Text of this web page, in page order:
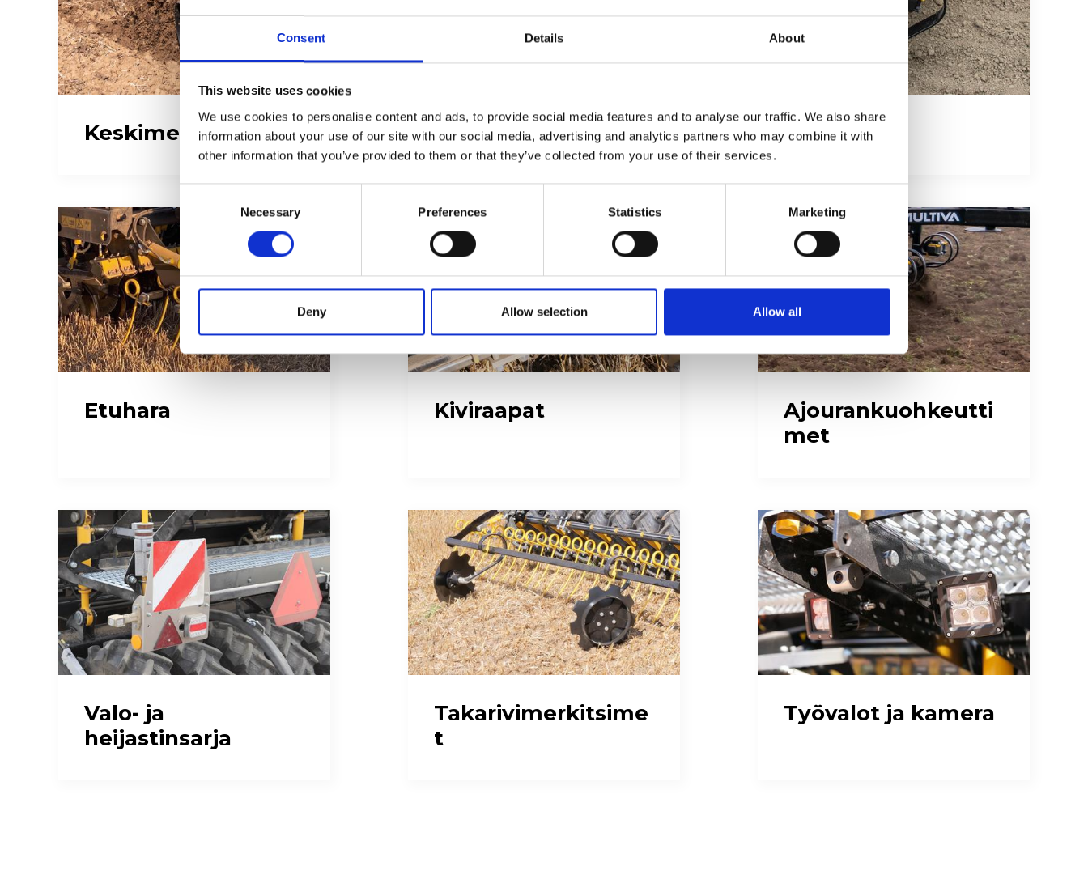
Consent Details About
This website uses cookies
We use cookies to personalise content and ads, to provide social media features and to analyse our traffic. We also share
information about your use of our site with our social media, advertising and analytics partners who may combine it with
other information that you’ve provided to them or that they’ve collected from your use of their services.
Selection
Necessary Preferences Statistics Marketing
Deny Allow selection Allow all
Keskimerkitsimet Jälkihara Etulata
Etuhara Kiviraapat
Ajourankuohkeutti
met
Valo- ja
heijastinsarja
Takarivimerkitsime
t
Työvalot ja kamera